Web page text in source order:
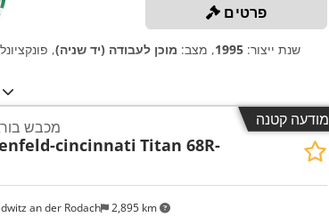
פרטים
שנת ייצור: 1995, מצב: מוכן לעבודה (יד שניה),
מודעה קטנה
an der Rodach 2,895 km
מכבש
cincinnati Titan 68R-